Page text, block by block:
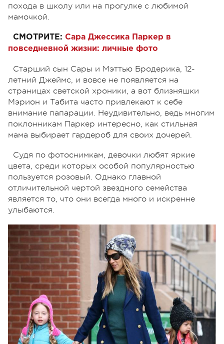
похода в школу или на прогулке с любимой
мамочкой.
СМОТРИТЕ: Сара Джессика Паркер в
повседневной жизни: личные фото
Старший сын Сары и Мэттью Бродерика, 12-
летний Джеймс, и вовсе не появляется на
страницах светской хроники, а вот близняшки
Мэрион и Табита часто привлекают к себе
внимание папарации. Неудивительно, ведь многим
поклонникам Паркер интересно, как стильная
мама выбирает гардероб для своих дочерей.
Судя по фотоснимкам, девочки любят яркие
цвета, среди которых особой популярностью
пользуется розовый. Однако главной
отличительной чертой звездного семейства
является то, что они всегда много и искренне
улыбаются.